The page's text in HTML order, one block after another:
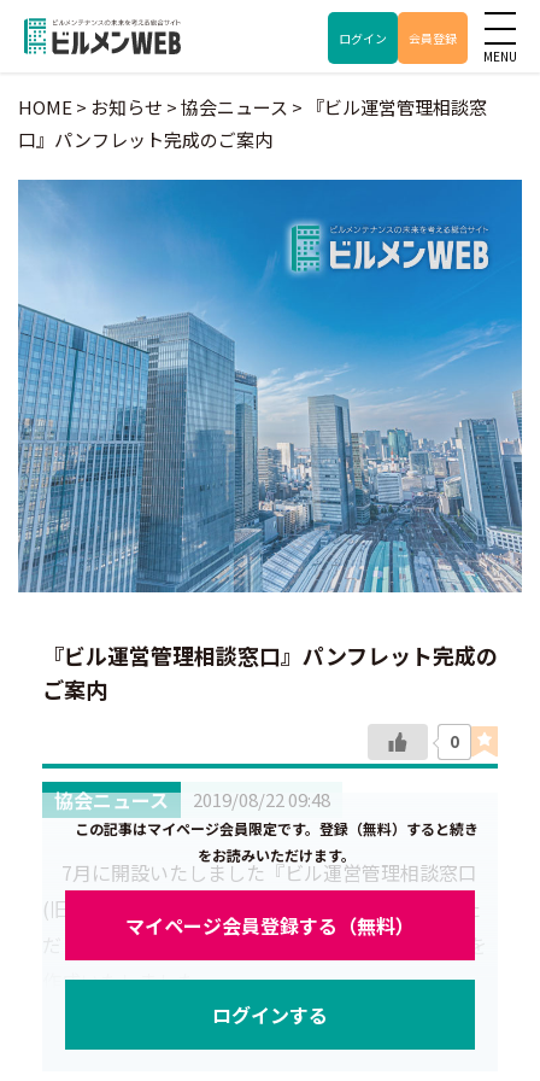
ログイン 会員登録
HOME > お知らせ >協会ニュース >
『ビル運営管理相談窓
口』パンフレット完成のご案内
『ビル運営管理相談窓口』パンフレット完成の
ご案内
0
協会ニュース 2019/08/22 09:48
7月に開設いたしました『ビル運営管理相談窓口
(旧：発注者相談窓口)』をより有効に活用していた
だくためにビルオーナー向けの案内パンフレットを
作成いたしました。
つきましては、会員の皆さまからも、お客様への
ご案内にご協力いただければ幸いです。
この記事はマイページ会員限定です。登録（無料）すると続き
をお読みいただけます。
マイページ会員登録する（無料）
ログインする